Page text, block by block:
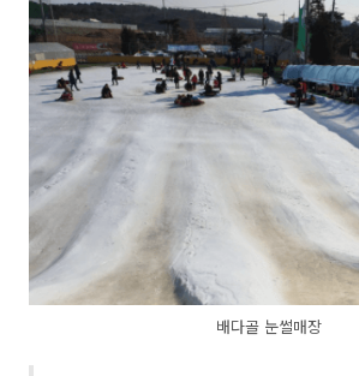
배다골 눈썰매장